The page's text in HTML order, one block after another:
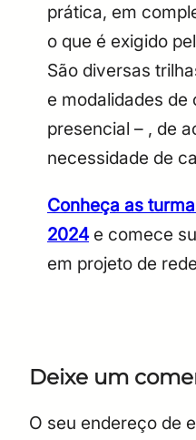
prática, em
o que é exigido
São diversas
e modalidades de
presencial – , de
necessidade de
Conheça as
2024e comece
em projeto de
Deixe um
O seu endereço de